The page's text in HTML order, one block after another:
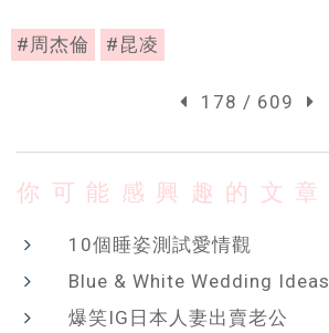
#周杰倫 #昆凌
178 / 609
你可能感興趣的文章
10個睡姿測試愛情觀
Blue & White Wedding Ideas
爆笑IG日本人妻出賣老公